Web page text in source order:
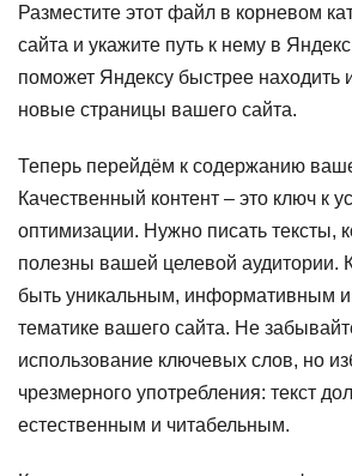
Разместите этот файл в корневом
сайта и укажите путь к нему в
поможет Яндексу быстрее находить
новые страницы вашего сайта.
Теперь перейдём к содержанию
Качественный контент – это ключ к
оптимизации. Нужно писать тексты,
полезны вашей целевой аудитории.
быть уникальным, информативным и
тематике вашего сайта. Не
использование ключевых слов, но
чрезмерного употребления: текст
естественным и читабельным.